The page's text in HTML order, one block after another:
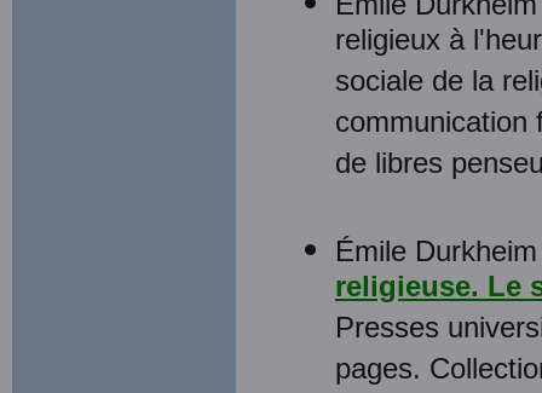
religieux à
sociale de la
communication
de libres
Émile
religieuse. Le
Presses
pages.